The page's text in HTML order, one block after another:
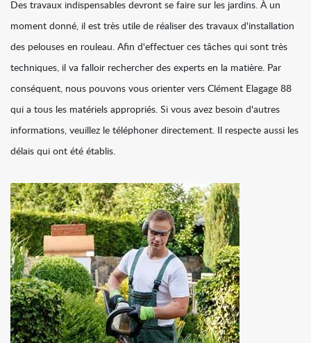
Des travaux indispensables devront se faire sur les jardins. À un
moment donné, il est très utile de réaliser des travaux d'installation
des pelouses en rouleau. Afin d'effectuer ces tâches qui sont très
techniques, il va falloir rechercher des experts en la matière. Par
conséquent, nous pouvons vous orienter vers Clément Elagage 88
qui a tous les matériels appropriés. Si vous avez besoin d'autres
informations, veuillez le téléphoner directement. Il respecte aussi les
délais qui ont été établis.